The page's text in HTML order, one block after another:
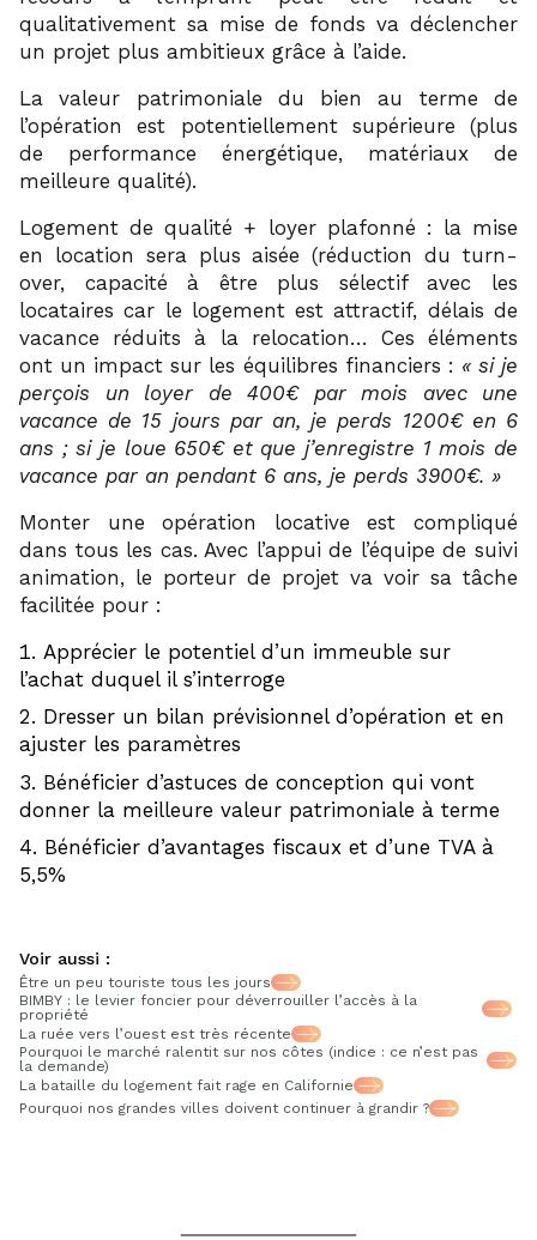
qualitativement sa mise de fonds va déclencher
un projet plus ambitieux grâce à l’aide.
La valeur patrimoniale du bien au terme de
l’opération est potentiellement supérieure (plus
de performance énergétique, matériaux de
meilleure qualité).
Logement de qualité + loyer plafonné : la mise
en location sera plus aisée (réduction du turn-
over, capacité à être plus sélectif avec les
locataires car le logement est attractif, délais de
vacance réduits à la relocation… Ces éléments
ont un impact sur les équilibres financiers : « si je
perçois un loyer de 400€ par mois avec une
vacance de 15 jours par an, je perds 1200€ en 6
ans ; si je loue 650€ et que j’enregistre 1 mois de
vacance par an pendant 6 ans, je perds 3900€. »
Monter une opération locative est compliqué
dans tous les cas. Avec l’appui de l’équipe de suivi
animation, le porteur de projet va voir sa tâche
facilitée pour :
Apprécier le potentiel d’un immeuble sur
l’achat duquel il s’interroge
Dresser un bilan prévisionnel d’opération et en
ajuster les paramètres
Bénéficier d’astuces de conception qui vont
donner la meilleure valeur patrimoniale à terme
Bénéficier d’avantages fiscaux et d’une TVA à
5,5%
Voir aussi :
Être un peu touriste tous les jours
BIMBY : le levier foncier pour déverrouiller l’accès à la
propriété
La ruée vers l’ouest est très récente
Pourquoi le marché ralentit sur nos côtes (indice : ce n’est pas
la demande)
La bataille du logement fait rage en Californie
Pourquoi nos grandes villes doivent continuer à grandir ?